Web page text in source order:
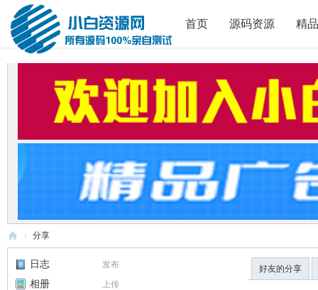
首页 源码资源 精
白
› 分享
发布
日志
上传
相册
好友的分享